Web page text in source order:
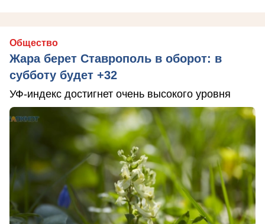
Общество
Жара берет Ставрополь в оборот: в
субботу будет +32
УФ-индекс достигнет очень высокого уровня